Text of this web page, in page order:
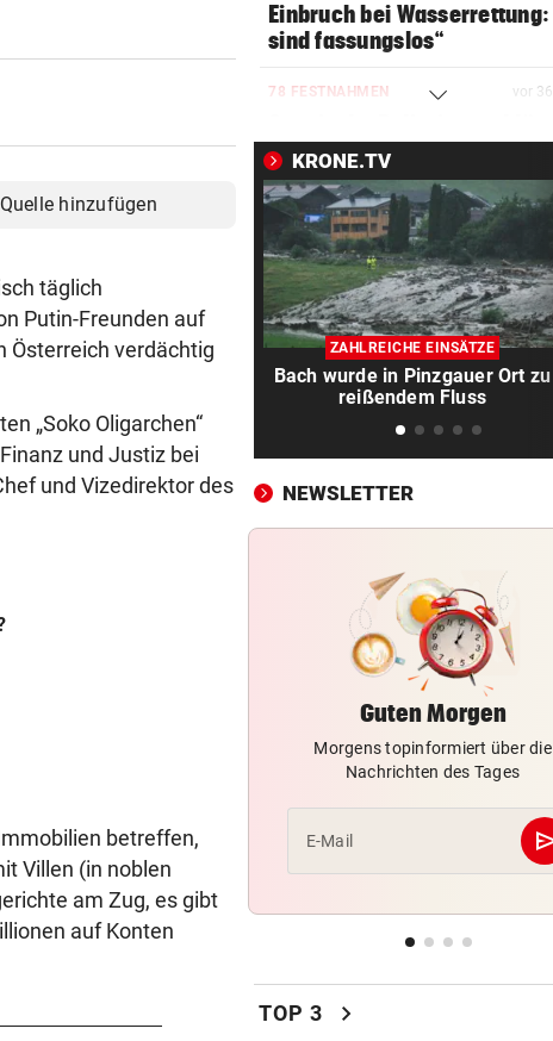
hinzufügen
täglich
Putin-Freunden auf
Österreich verdächtig
„Soko Oligarchen“
und Justiz bei
und Vizedirektor des
betreffen,
Villen (in noblen
am Zug, es gibt
auf Konten
Einbruch bei Wasserrettung:
sind fassungslos“
78 FESTNAHMEN vor
Schleppernetzwerk
SPANIER POLTERN vor 37
Hat Ceuta-Chaos jetzt auch
Folgen für die WM 2030?
WERDEN JETZT BEERDIGT vor
Niedrigwasser legte
Budapest frei
Mit Versorgung überfordert:
Schweine verendet
EINFUHREN STEIGEN vor
Handelsdefizit an
REKORDMONAT FÜR RETTER vor
Seit Wochen kein einziger Tag
ohne Bergeinsatz
„KLARE MASSSTÄBE“ vor
Benko-Villa als Luxushotel?
sagt die Stadt
vor
Rücktritt auf
Corinna & Danilo ließen sich
Partnertattoo stechen
KRONE.TV
ZAHLREICHE EINSÄTZE
Bach wurde in Pinzgauer Ort zu
reißendem Fluss
NEWSLETTER
Guten Morgen
Morgens topinformiert über die
Nachrichten des Tages
E-Mail
TOP 3 chevron_right